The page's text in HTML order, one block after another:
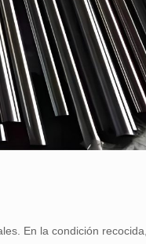
En la condición